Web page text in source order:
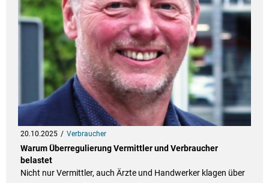
20.10.2025 Verbraucher
Warum Überregulierung Vermittler und Verbraucher
belastet
Nicht nur Vermittler, auch Ärzte und Handwerker klagen über